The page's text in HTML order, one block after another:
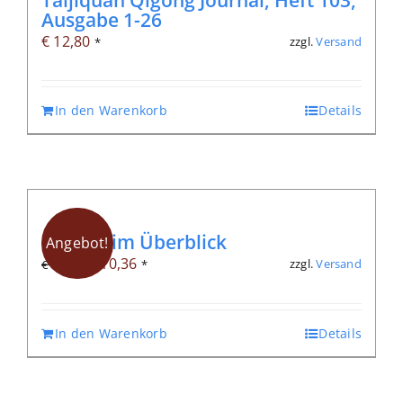
Ausgabe 1-26
€ 12,80 * zzgl.Versand
In den Warenkorb Details
Angebot!
Qigong im Überblick
€14,80
Ursprünglicher
€ 14,80
10,36Aktueller
€ 10,36.
* zzgl.Versand
In den Warenkorb Details